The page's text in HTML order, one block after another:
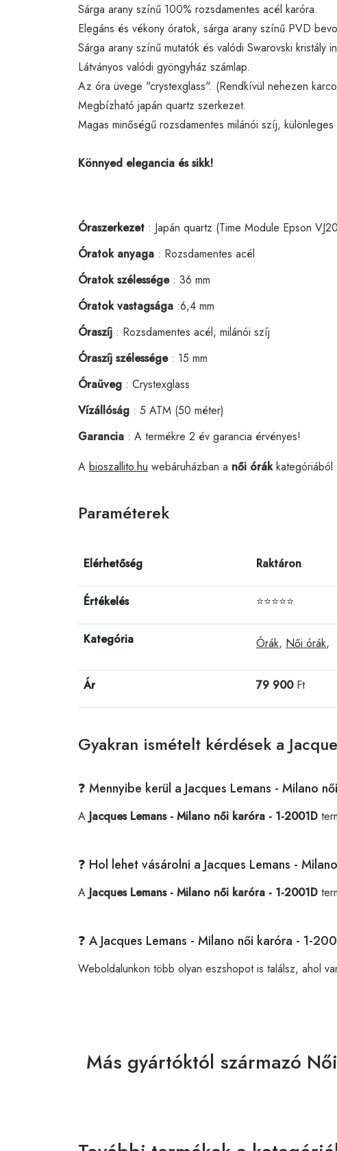
Sárga arany színű 100% rozsdamentes acél karóra.
Elegáns és vékony óratok, sárga arany színű PVD
Sárga arany színű mutatók és valódi Swarovski kristály
Látványos valódi gyöngyház számlap.
Az óra üvege "crystexglass". (Rendkívül nehezen
Megbízható japán quartz szerkezet.
Magas minőségű rozsdamentes milánói szíj,
Könnyed elegancia és sikk!
Óraszerkezet : Japán quartz (Time Module Epson
Óratok anyaga : Rozsdamentes acél
Óratok szélessége: 36 mm
Óratok vastagsága :6,4 mm
Óraszíj : Rozsdamentes acél, milánói szíj
Óraszíj szélessége: 15 mm
Óraüveg : Crystexglass
Vízállóság : 5 ATM (50 méter)
Garancia : A termékre 2 év garancia érvényes!
A bioszallito.hu webáruházban a női órákkategóriából
Paraméterek
Elérhetőség Raktáron
Értékelés ⭐⭐⭐⭐⭐
Kategória Órák, Női órák,
Ár 79 900Ft
Gyakran ismételt kérdések a
❓ Mennyibe kerül a Jacques Lemans - Milano
A Jacques Lemans - Milano női karóra - 1-2001D
❓ Hol lehet vásárolni a Jacques Lemans -
A Jacques Lemans - Milano női karóra - 1-2001D
❓ A Jacques Lemans - Milano női karóra - 1-
Weboldalunkon több olyan eszshopot is találsz, ahol
Más gyártóktól származó